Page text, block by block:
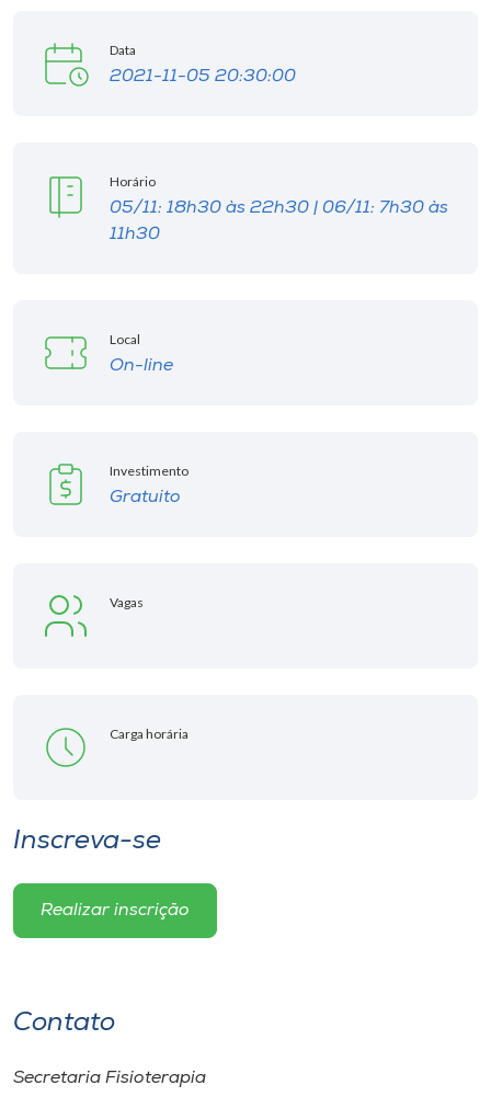
Diplomados
CPA
Rádio
Unoesc
Selecione
Data
2021-11-05 20:30:00
Horário
05/11: 18h30 às 22h30 | 06/11: 7h30 às
11h30
Local
On-line
Investimento
Gratuito
Vagas
Carga horária
Inscreva-se
Realizar inscrição
Contato
Secretaria Fisioterapia